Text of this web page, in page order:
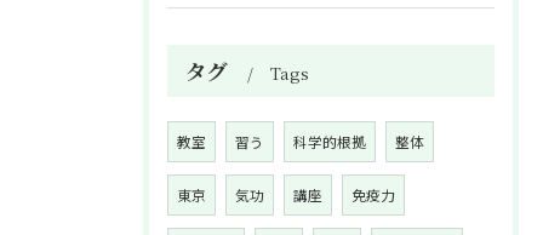
タグ Tags
教室 習う 科学的根拠 整体
東京 気功 講座 免疫力